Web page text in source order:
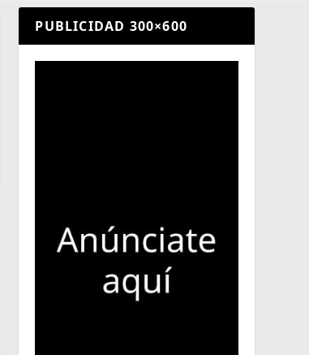
PUBLICIDAD 300×600